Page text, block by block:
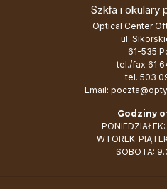
Szkła i okulary
Optical Center
ul.
61-535
tel./fax 61
tel. 503
Email:
Godziny
WTOREK-
SOBOTA: